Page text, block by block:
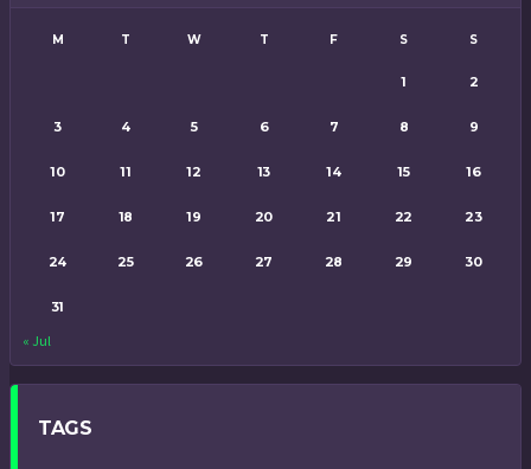
M T W T F S S
1 2
3 4 5 6 7 8 9
10 11 12 13 14 15 16
17 18 19 20 21 22 23
24 25 26 27 28 29 30
31
« Jul
TAGS